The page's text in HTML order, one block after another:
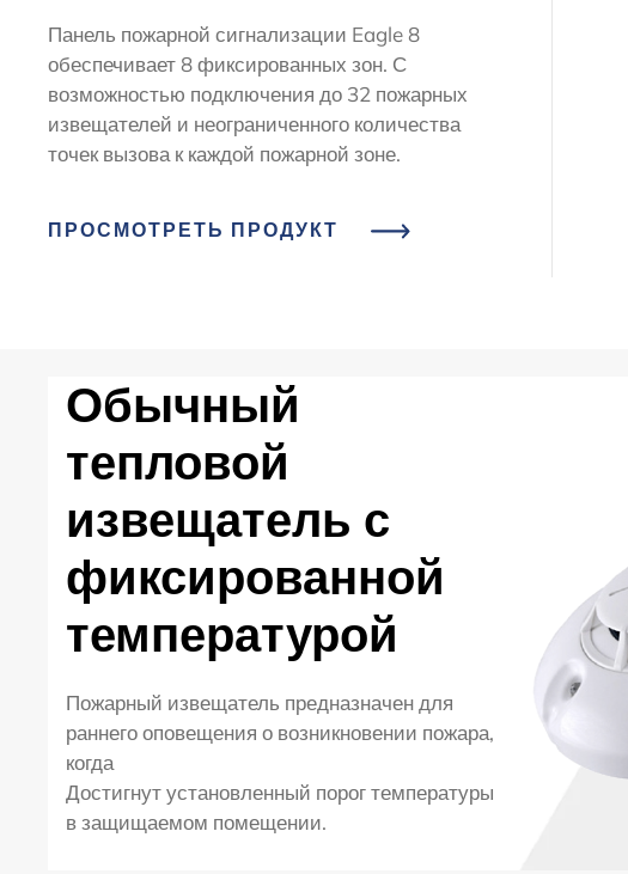
Панель пожарной сигнализации Eagle 8
обеспечивает 8 фиксированных зон. С
возможностью подключения до 32 пожарных
извещателей и неограниченного количества
точек вызова к каждой пожарной зоне.
ПРОСМОТРЕТЬ ПРОДУКТ
Обычный
тепловой
извещатель с
фиксированной
температурой
Пожарный извещатель предназначен для
раннего оповещения о возникновении пожара,
когда
Достигнут установленный порог температуры
в защищаемом помещении.